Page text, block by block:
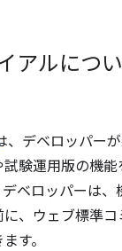
アルにつ
、デベロッパー
験運用版の機
ベロッパーは、
、ウェブ標準コ
す。